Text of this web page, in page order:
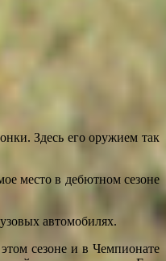
Здесь его оружием так
место в дебютном сезоне
автомобилях.
сезоне и в Чемпионате